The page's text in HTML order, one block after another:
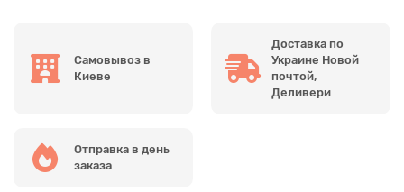
Самовывоз в
Киеве
Доставка по
Украине Новой
почтой,
Деливери
Отправка в день
заказа